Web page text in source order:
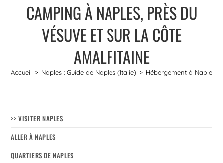
CAMPING À NAPLES, PRÈS DU
VÉSUVE ET SUR LA CÔTE
AMALFITAINE
Accueil > Naples : Guide de Naples (Italie) > Hébergement à Naples
>> VISITER NAPLES
ALLER À NAPLES
QUARTIERS DE NAPLES